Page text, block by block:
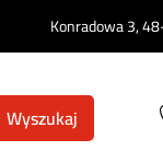
Konradowa 3,
Wyszukaj